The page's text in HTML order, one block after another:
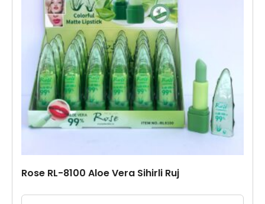
Rose RL-8100 Aloe Vera Sihirli Ruj